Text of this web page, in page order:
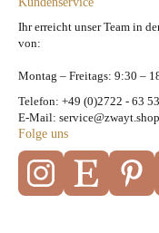
Ihr erreicht unser Team in
von:
Montag – Freitags: 9:30 –
Telefon: +49 (0)2722 - 63
E-Mail: service@zwayt.shop
Folge uns